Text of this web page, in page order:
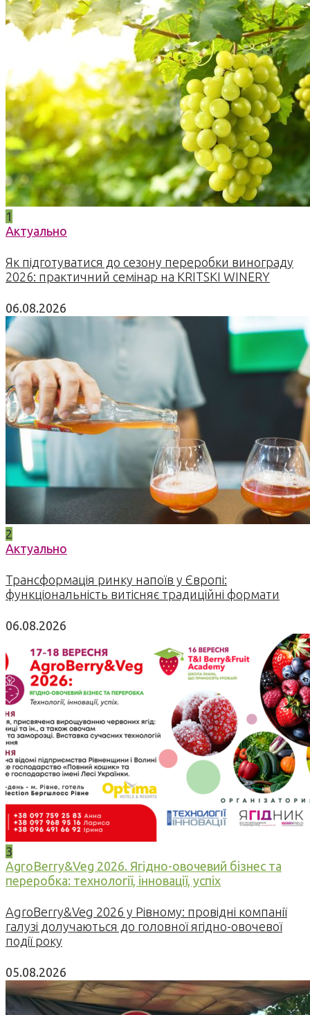
1
Актуально
Як підготуватися до сезону переробки винограду
2026: практичний семінар на KRITSKI WINERY
06.08.2026
2
Актуально
Трансформація ринку напоїв у Європі:
функціональність витісняє традиційні формати
06.08.2026
3
AgroBerry&Veg 2026. Ягідно-овочевий бізнес та
переробка: технології, інновації, успіх
AgroBerry&Veg 2026 у Рівному: провідні компанії
галузі долучаються до головної ягідно-овочевої
події року
05.08.2026